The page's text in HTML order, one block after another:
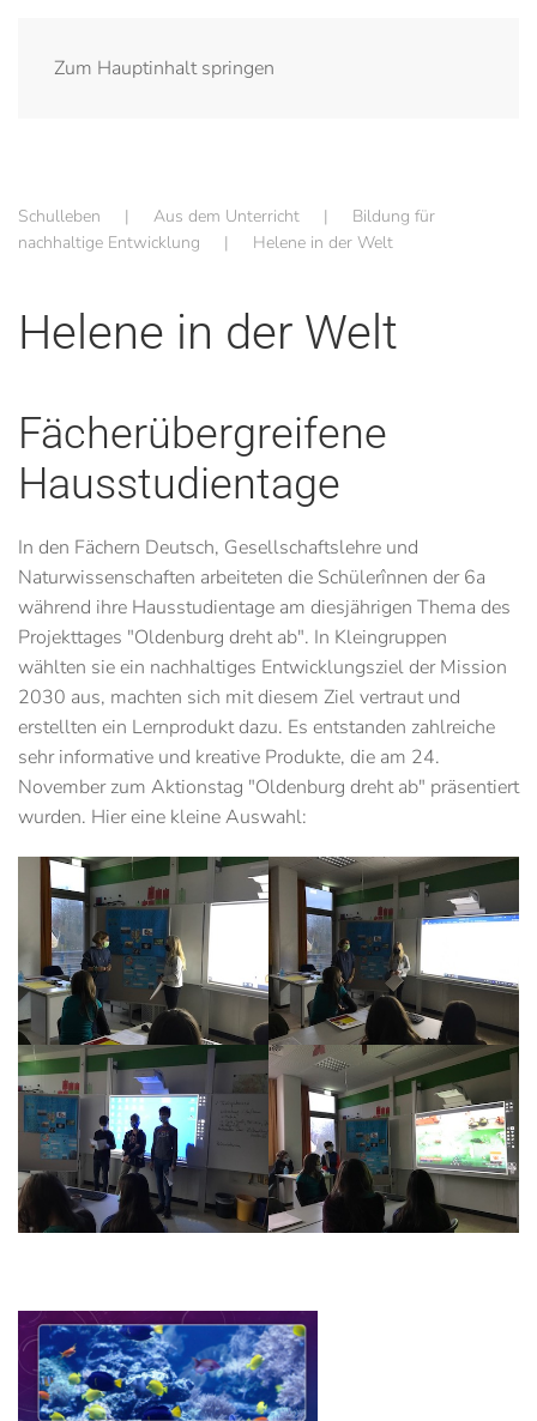
Zum Hauptinhalt springen
Schulleben Aus dem Unterricht
Bildung für
nachhaltige Entwicklung
Helene in der Welt
Helene in der Welt
Fächerübergreifene
Hausstudientage
In den Fächern Deutsch, Gesellschaftslehre und
Naturwissenschaften arbeiteten die Schülerînnen der 6a
während ihre Hausstudientage am diesjährigen Thema des
Projekttages "Oldenburg dreht ab". In Kleingruppen
wählten sie ein nachhaltiges Entwicklungsziel der Mission
2030 aus, machten sich mit diesem Ziel vertraut und
erstellten ein Lernprodukt dazu. Es entstanden zahlreiche
sehr informative und kreative Produkte, die am 24.
November zum Aktionstag "Oldenburg dreht ab" präsentiert
wurden. Hier eine kleine Auswahl: